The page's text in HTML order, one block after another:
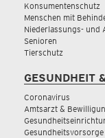
Konsumentenschutz
Menschen mit
Niederlassungs- und
Senioren
Tierschutz
GESUNDHEIT
Coronavirus
Amtsarzt &